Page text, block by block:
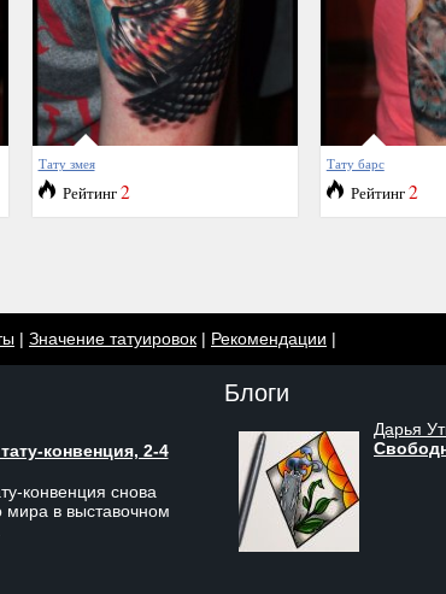
Тату змея
Рейтинг2
Тату барс
Рейтинг2
| Значение татуировок | Рекомендации |
конвенция, 2-4
конвенция снова
мира в выставочном
Блоги
Дарья